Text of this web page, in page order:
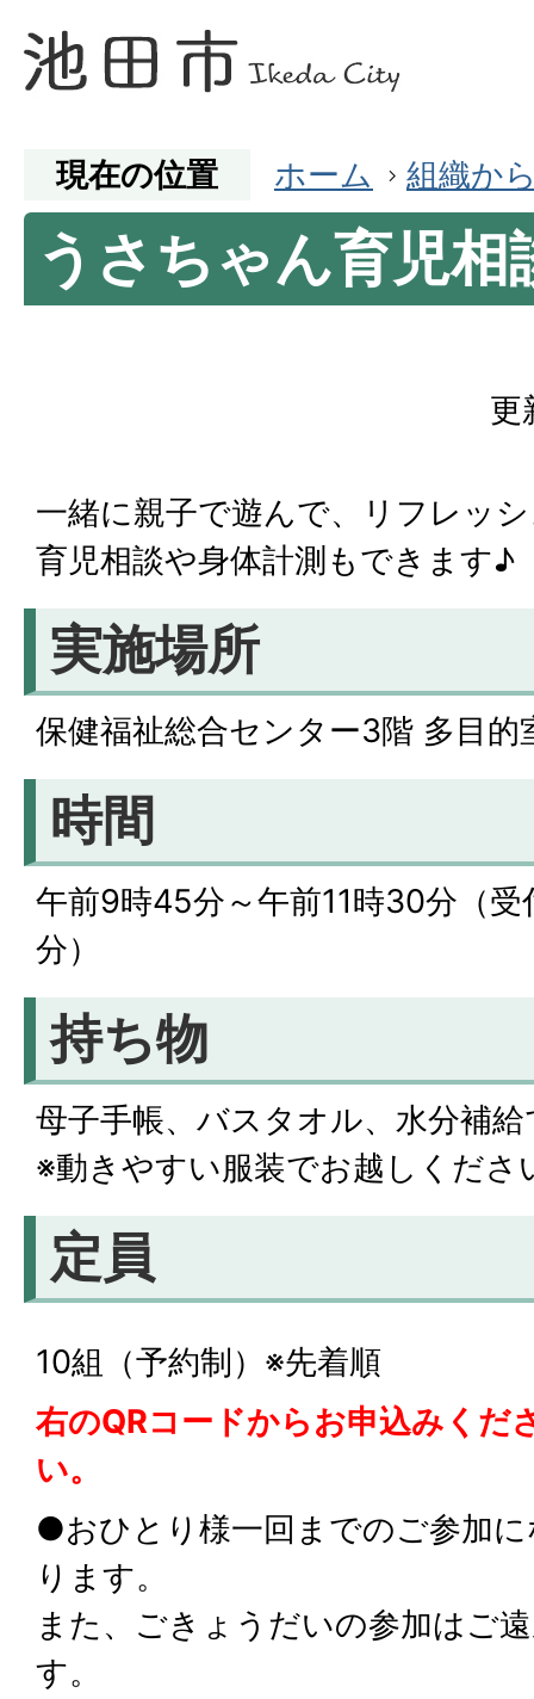
現在の位置 ホーム 組織か
うさちゃん育児相
更
一緒に親子で遊んで、リフレッ
育児相談や身体計測もできます♪
実施場所
保健福祉総合センター3階 多⽬的
時間
午前9時45分～午前11時30分（
分）
持ち物
母子手帳、バスタオル、水分補
※動きやすい服装でお越しくださ
定員
10組（予約制）※先着順
右のQRコードからお申込みくだ
い。
●おひとり様一回までのご参加
ります。
また、ごきょうだいの参加はご
す。